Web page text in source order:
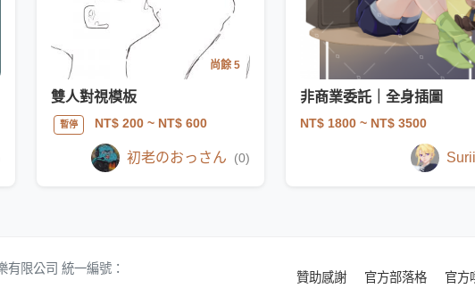
尚餘 5
雙人對視模板
暫停 NT$ 200~ NT$ 600
初老のおっさん (0)
非商業委託｜全身插圖
NT$ 1800 ~ NT$ 3500
限公司 統一編號：
贊助感謝 官方部落格 官方